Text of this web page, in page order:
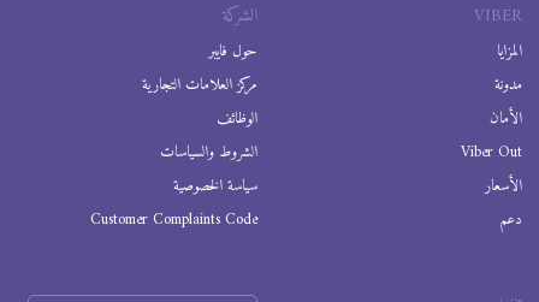
VIBER
المزايا
مدونة
الأمان
Viber Out
الأسعار
دعم
الشركة
حول فايبر
مركز العلامات التجارية
الوظائف
الشروط والسياسات
سياسة الخصوصية
Customer Complaints Code